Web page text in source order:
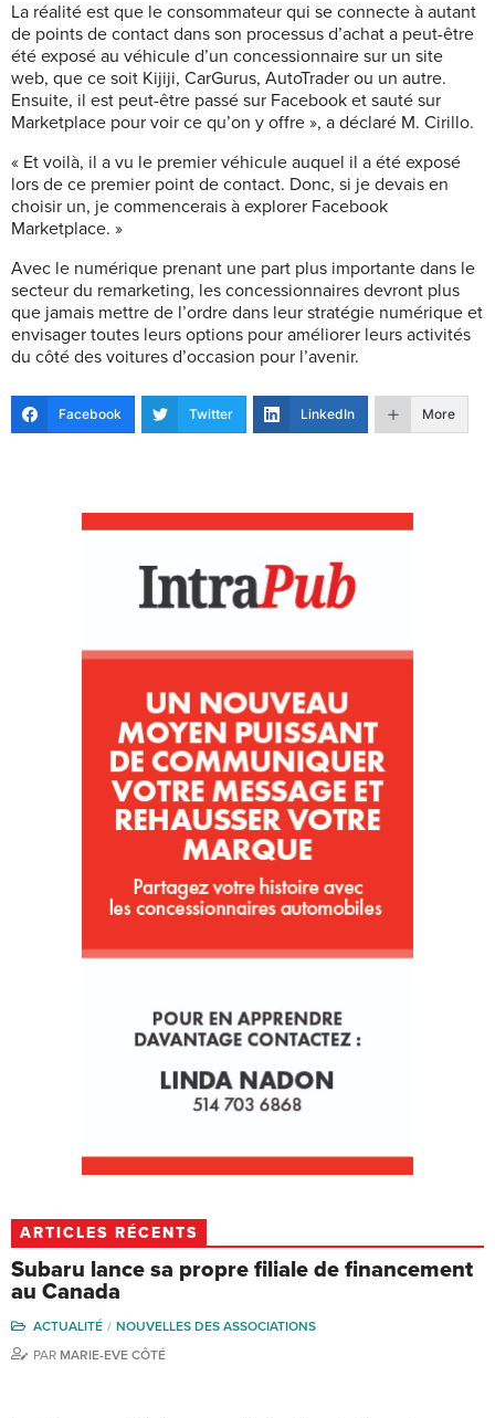
La réalité est que le consommateur qui se connecte à autant
de points de contact dans son processus d’achat a peut-être
été exposé au véhicule d’un concessionnaire sur un site
web, que ce soit Kijiji, CarGurus, AutoTrader ou un autre.
Ensuite, il est peut-être passé sur Facebook et sauté sur
Marketplace pour voir ce qu’on y offre », a déclaré M. Cirillo.
« Et voilà, il a vu le premier véhicule auquel il a été exposé
lors de ce premier point de contact. Donc, si je devais en
choisir un, je commencerais à explorer Facebook
Marketplace. »
Avec le numérique prenant une part plus importante dans le
secteur du remarketing, les concessionnaires devront plus
que jamais mettre de l’ordre dans leur stratégie numérique et
envisager toutes leurs options pour améliorer leurs activités
du côté des voitures d’occasion pour l’avenir.
Facebook Twitter LinkedIn More
ARTICLES RÉCENTS
Subaru lance sa propre filiale de financement
au Canada
ACTUALITÉ
NOUVELLES DES ASSOCIATIONS
PAR MARIE-EVE CÔTÉ